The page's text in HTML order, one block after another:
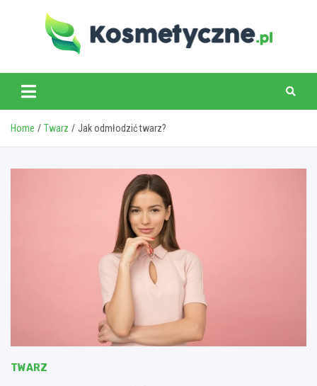
www.kosmetyczne.pl
Home Twarz Jak odmłodzić twarz?
TWARZ